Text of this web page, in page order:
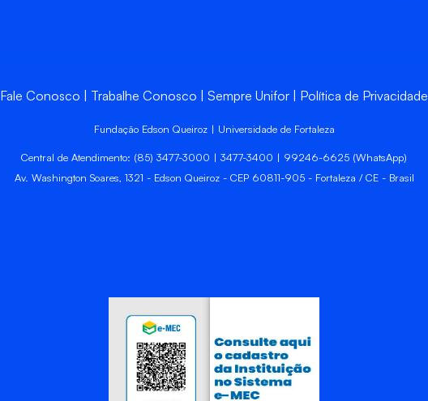
Fale Conosco Trabalhe Conosco Sempre Unifor Política de Privacidade
Fundação Edson Queiroz | Universidade de Fortaleza
Central de Atendimento: (85) 3477-3000 | 3477-3400 | 99246-6625 (WhatsApp)
Av. Washington Soares, 1321 - Edson Queiroz - CEP 60811-905 - Fortaleza / CE - Brasil